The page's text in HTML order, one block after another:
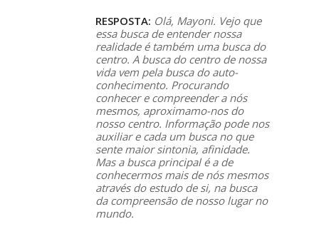
RESPOSTA: Olá, Mayoni. Vejo que
essa busca de entender nossa
realidade é também uma busca do
centro. A busca do centro de nossa
vida vem pela busca do auto-
conhecimento. Procurando
conhecer e compreender a nós
mesmos, aproximamo-nos do
nosso centro. Informação pode nos
auxiliar e cada um busca no que
sente maior sintonia, afinidade.
Mas a busca principal é a de
conhecermos mais de nós mesmos
através do estudo de si, na busca
da compreensão de nosso lugar no
mundo.